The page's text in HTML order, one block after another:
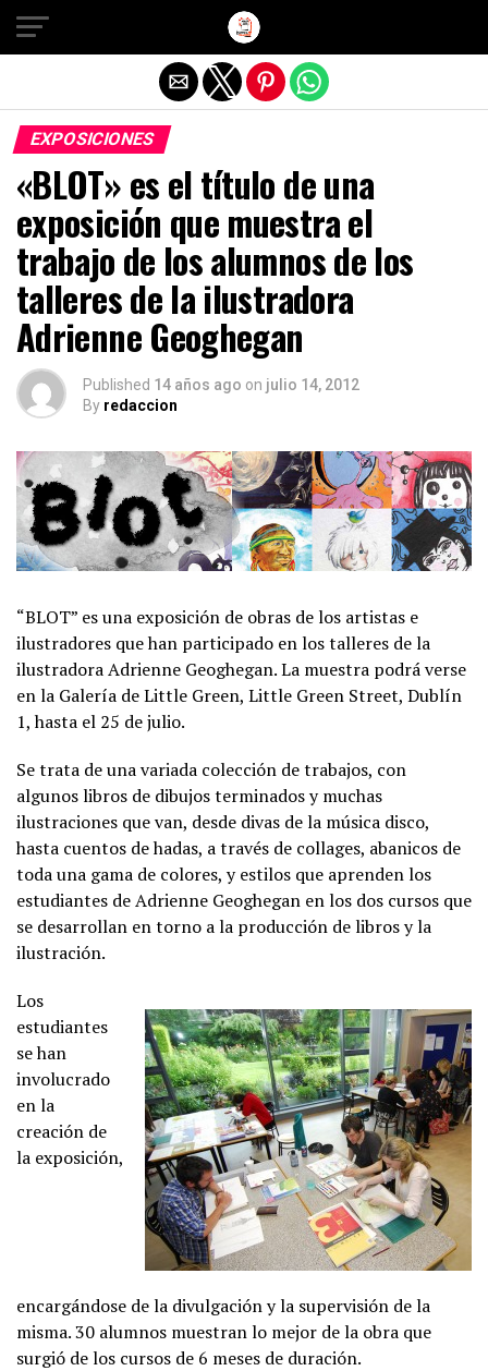
EXPOSICIONES
«BLOT» es el título de una
exposición que muestra el
trabajo de los alumnos de los
talleres de la ilustradora
Adrienne Geoghegan
Published 14 años ago on julio 14, 2012
By redaccion
“BLOT” es una exposición de obras de los artistas e
ilustradores que han participado en los talleres de la
ilustradora Adrienne Geoghegan. La muestra podrá verse
en la Galería de Little Green, Little Green Street, Dublín
1, hasta el 25 de julio.
Se trata de una variada colección de trabajos, con
algunos libros de dibujos terminados y muchas
ilustraciones que van, desde divas de la música disco,
hasta cuentos de hadas, a través de collages, abanicos de
toda una gama de colores, y estilos que aprenden los
estudiantes de Adrienne Geoghegan en los dos cursos que
se desarrollan en torno a la producción de libros y la
ilustración.
Los
estudiantes
se han
involucrado
en la
creación de
la exposición,
encargándose de la divulgación y la supervisión de la
misma. 30 alumnos muestran lo mejor de la obra que
surgió de los cursos de 6 meses de duración.
Salir de la versión móvil